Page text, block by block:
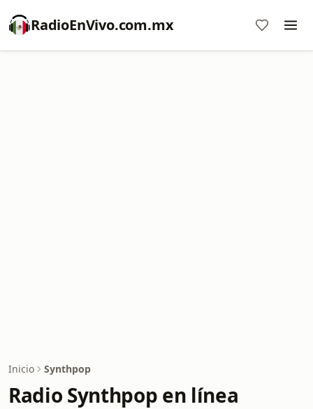
RadioEnVivo.com.mx
Inicio Synthpop
Radio Synthpop en línea